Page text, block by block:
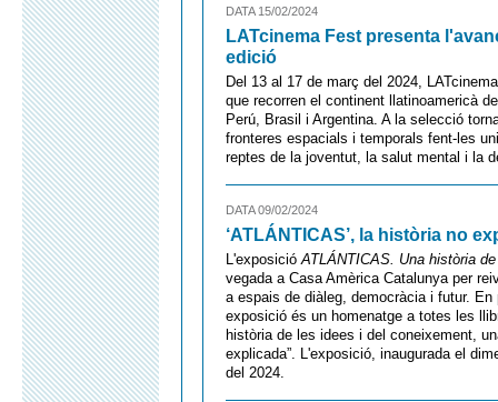
DATA 15/02/2024
LATcinema Fest presenta
edició
Del 13 al 17 de març del 2024,
que recorren el continent llatinoamericà
Perú, Brasil i Argentina. A la selecció
fronteres espacials i temporals fent-les
reptes de la joventut, la salut mental i la
DATA 09/02/2024
‘ATLÁNTICAS’, la història no
L'exposicióATLÁNTICAS. Una història
vegada a Casa Amèrica Catalunya per
a espais de diàleg, democràcia i futur.
exposició és un homenatge a totes les
història de les idees i del coneixement,
explicada”. L'exposició, inaugurada el
del 2024.